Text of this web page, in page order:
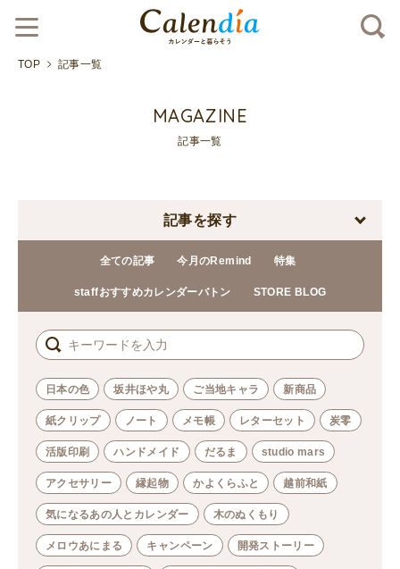
TOP 記事一覧
MAGAZINE
記事一覧
記事を探す
全ての記事 今月のRemind 特集
staffおすすめカレンダーバトン STORE BLOG
日本の色 坂井ほや丸 ご当地キャラ 新商品
紙クリップ ノート メモ帳 レターセット 炭零
活版印刷 ハンドメイド だるま studio mars
アクセサリー 縁起物 かよくらふと 越前和紙
気になるあの人とカレンダー 木のぬくもり
メロウあにまる キャンペーン 開発ストーリー